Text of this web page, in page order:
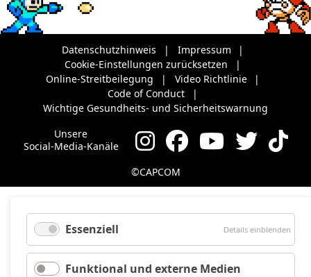
Datenschutzhinweis
Impressum
Cookie-Einstellungen zurücksetzen
Online-Streitbeilegung
Video Richtlinie
Code of Conduct
Wichtige Gesundheits- und Sicherheitswarnung
Unsere
Social-Media-Kanäle
©CAPCOM
Essenziell Details einblenden
Funktional und externe Medien